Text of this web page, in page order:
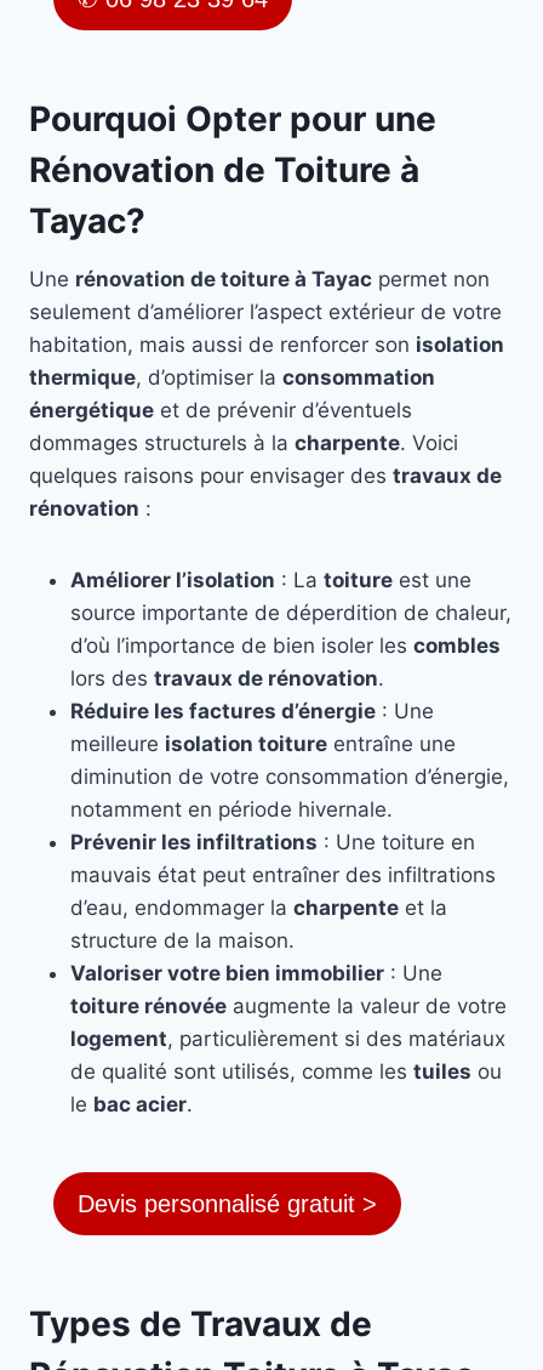
Pourquoi Opter pour une
Rénovation de Toiture à
Tayac?
Une rénovation de toiture à Tayac permet non
seulement d’améliorer l’aspect extérieur de votre
habitation, mais aussi de renforcer son isolation
thermique, d’optimiser la consommation
énergétique et de prévenir d’éventuels
dommages structurels à la charpente. Voici
quelques raisons pour envisager des travaux de
rénovation :
Améliorer l’isolation : La toiture est une
source importante de déperdition de chaleur,
d’où l’importance de bien isoler les combles
lors des travaux de rénovation.
Réduire les factures d’énergie : Une
meilleure isolation toiture entraîne une
diminution de votre consommation d’énergie,
notamment en période hivernale.
Prévenir les infiltrations : Une toiture en
mauvais état peut entraîner des infiltrations
d’eau, endommager la charpente et la
structure de la maison.
Valoriser votre bien immobilier : Une
toiture rénovée augmente la valeur de votre
logement, particulièrement si des matériaux
de qualité sont utilisés, comme les tuiles ou
le bac acier.
Devis personnalisé gratuit >
Types de Travaux de